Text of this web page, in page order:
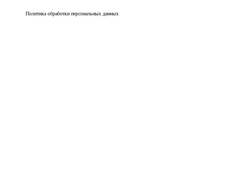
Политика обработки персональных данных